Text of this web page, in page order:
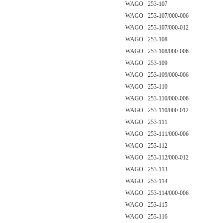
WAGO 253-107
WAGO 253-107/000-006
WAGO 253-107/000-012
WAGO 253-108
WAGO 253-108/000-006
WAGO 253-109
WAGO 253-109/000-006
WAGO 253-110
WAGO 253-110/000-006
WAGO 253-110/000-012
WAGO 253-111
WAGO 253-111/000-006
WAGO 253-112
WAGO 253-112/000-012
WAGO 253-113
WAGO 253-114
WAGO 253-114/000-006
WAGO 253-115
WAGO 253-116